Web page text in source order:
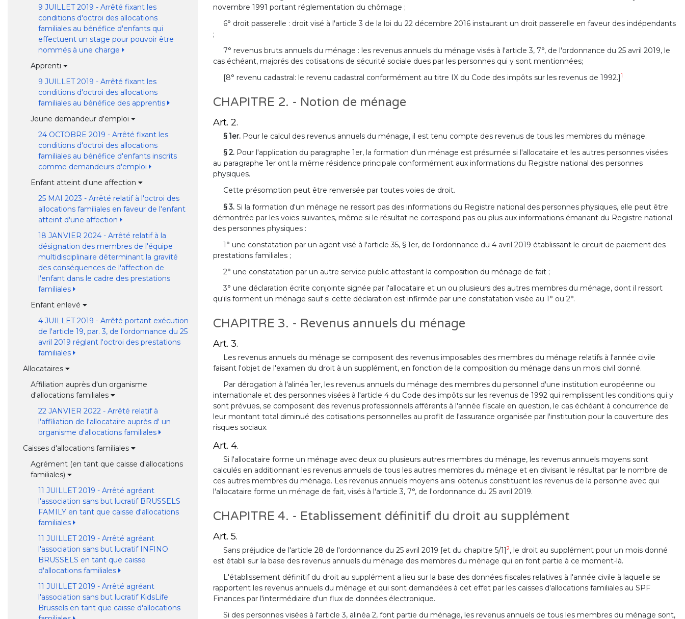
9 JUILLET 2019 - Arrêté fixant les
conditions d'octroi des allocations
familiales au bénéfice d'enfants qui
effectuent un stage pour pouvoir être
nommés à une charge
Apprenti
9 JUILLET 2019 - Arrêté fixant les
conditions d'octroi des allocations
familiales au bénéfice des apprentis
Jeune demandeur d'emploi
24 OCTOBRE 2019 - Arrêté fixant les
conditions d'octroi des allocations
familiales au bénéfice d'enfants inscrits
comme demandeurs d'emploi
Enfant atteint d'une affection
25 MAI 2023 - Arrêté relatif à l'octroi des
allocations familiales en faveur de l'enfant
atteint d'une affection
18 JANVIER 2024 - Arrêté relatif à la
désignation des membres de l'équipe
multidisciplinaire déterminant la gravité
des conséquences de l'affection de
l'enfant dans le cadre des prestations
familiales
Enfant enlevé
4 JUILLET 2019 - Arrêté portant exécution
de l'article 19, par. 3, de l'ordonnance du 25
avril 2019 réglant l'octroi des prestations
familiales
Allocataires
Affiliation auprès d'un organisme
d'allocations familiales
22 JANVIER 2022 - Arrêté relatif à
l'affiliation de l'allocataire auprès d' un
organisme d'allocations familiales
Caisses d'allocations familiales
Agrément (en tant que caisse d'allocations
familiales)
11 JUILLET 2019 - Arrêté agréant
l'association sans but lucratif BRUSSELS
FAMILY en tant que caisse d'allocations
familiales
11 JUILLET 2019 - Arrêté agréant
l'association sans but lucratif INFINO
BRUSSELS en tant que caisse
d'allocations familiales
11 JUILLET 2019 - Arrêté agréant
l'association sans but lucratif KidsLife
Brussels en tant que caisse d'allocations
novembre 1991 portant réglementation du chômage ;
6° droit passerelle : droit visé à l'article 3 de la loi du 22 décembre 2016 instaurant un droit passerelle en faveur des indépendants
;
7° revenus bruts annuels du ménage : les revenus annuels du ménage visés à l'article 3, 7°, de l'ordonnance du 25 avril 2019, le
cas échéant, majorés des cotisations de sécurité sociale dues par les personnes qui y sont mentionnées;
[8° revenu cadastral: le revenu cadastral conformément au titre IX du Code des impôts sur les revenus de 1992.]1
CHAPITRE 2. - Notion de ménage
Art. 2.
§ 1er. Pour le calcul des revenus annuels du ménage, il est tenu compte des revenus de tous les membres du ménage.
§ 2. Pour l'application du paragraphe 1er, la formation d'un ménage est présumée si l'allocataire et les autres personnes visées
au paragraphe 1er ont la même résidence principale conformément aux informations du Registre national des personnes
physiques.
Cette présomption peut être renversée par toutes voies de droit.
§ 3. Si la formation d'un ménage ne ressort pas des informations du Registre national des personnes physiques, elle peut être
démontrée par les voies suivantes, même si le résultat ne correspond pas ou plus aux informations émanant du Registre national
des personnes physiques :
1° une constatation par un agent visé à l'article 35, § 1er, de l'ordonnance du 4 avril 2019 établissant le circuit de paiement des
prestations familiales ;
2° une constatation par un autre service public attestant la composition du ménage de fait ;
3° une déclaration écrite conjointe signée par l'allocataire et un ou plusieurs des autres membres du ménage, dont il ressort
qu'ils forment un ménage sauf si cette déclaration est infirmée par une constatation visée au 1° ou 2°.
CHAPITRE 3. - Revenus annuels du ménage
Art. 3.
Les revenus annuels du ménage se composent des revenus imposables des membres du ménage relatifs à l'année civile
faisant l'objet de l'examen du droit à un supplément, en fonction de la composition du ménage dans un mois civil donné.
Par dérogation à l'alinéa 1er, les revenus annuels du ménage des membres du personnel d'une institution européenne ou
internationale et des personnes visées à l'article 4 du Code des impôts sur les revenus de 1992 qui remplissent les conditions qui y
sont prévues, se composent des revenus professionnels afférents à l'année fiscale en question, le cas échéant à concurrence de
leur montant total diminué des cotisations personnelles au profit de l'assurance organisée par l'institution pour la couverture des
risques sociaux.
Art. 4.
Si l'allocataire forme un ménage avec deux ou plusieurs autres membres du ménage, les revenus annuels moyens sont
calculés en additionnant les revenus annuels de tous les autres membres du ménage et en divisant le résultat par le nombre de
ces autres membres du ménage. Les revenus annuels moyens ainsi obtenus constituent les revenus de la personne avec qui
l'allocataire forme un ménage de fait, visés à l'article 3, 7°, de l'ordonnance du 25 avril 2019.
CHAPITRE 4. - Etablissement définitif du droit au supplément
Art. 5.
Sans préjudice de l'article 28 de l'ordonnance du 25 avril 2019 [et du chapitre 5/1]2, le droit au supplément pour un mois donné
est établi sur la base des revenus annuels du ménage des membres du ménage qui en font partie à ce moment-là.
L'établissement définitif du droit au supplément a lieu sur la base des données fiscales relatives à l'année civile à laquelle se
rapportent les revenus annuels du ménage et qui sont demandées à cet effet par les caisses d'allocations familiales au SPF
Finances par l'intermédiaire d'un flux de données électronique.
Si des personnes visées à l'article 3, alinéa 2, font partie du ménage, les revenus annuels de tous les membres du ménage sont,